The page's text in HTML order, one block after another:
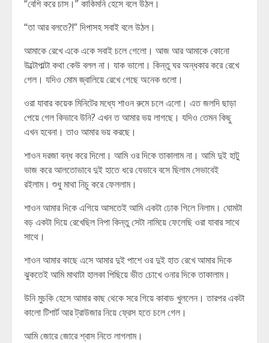
“বেশি করে চাস।” কাকিমনি হেসে বলে উঠল।
“তা আর বলতে?!” দিপাসহ সবাই বলে উঠল।
আমাকে রেখে একে একে সবাই চলে গেলো। আজ আর আমাকে কোনো
উল্টোপাল্টা কথা কেউ বলল না। যাক ভালো। কিন্তু ঘর অন্ধকার করে রেখে
গেল। যদিও মোম জ্বালিয়ে রেখে গেছে অনেক গুলো।
ওরা যাবার কয়েক মিনিটের মধ্যে শাওন রুমে চলে এলো। এত জলদি ছাড়া
পেয়ে গেল কিভাবে উনি? এখন ত আমার ভয় লাগছে। যদিও তেমন কিছু
এখন হবেনা। তাও আমার ভয় করছে।
শাওন দরজা বন্ধ করে দিলো। আমি ওর দিকে তাকালাম না। আমি দুই হাটু
ভাজ করে আলতোভাবে দুই হাতে ধরে যেভাবে বসে ছিলাম সেভাবেই
রইলাম। শুধু মাথা নিচু করে ফেললাম।
শাওন আমার দিকে এগিয়ে আসতেই আমি একটা ঢোক গিলে নিলাম। ঘোমটা
বড় একটা দিয়ে রেখেছিল নিপা কিন্তু সেটা নামিয়ে ফেলেছি ওরা যাবার সাথে
সাথে।
শাওন আমার কাছে এসে আমার দুই পাশে ওর দুই হাত রেখে আমার দিকে
ঝুকতেই আমি মাথাটা হালকা পিছিয়ে ভীত চোখে ওনার দিকে তাকালাম।
উনি মুচকি হেসে আমার কাছ থেকে সরে গিয়ে কাবাড খুললেন। তারপর একটা
কালো টিশার্ট আর ট্রাউজার নিয়ে ফ্রেস হতে চলে গেল।
আমি জোরে জোরে শ্বাস নিতে লাগলাম।